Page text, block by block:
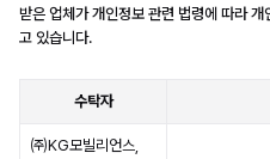
받은 업체가 개인정보 관련 법령에 따라
고 있습니다.
수탁자
㈜KG모빌리언스,